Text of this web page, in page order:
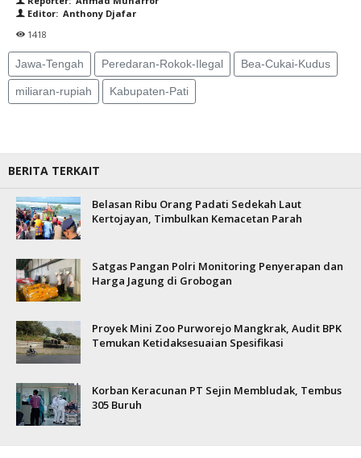
Editor: Anthony Djafar
1418
Jawa-Tengah Peredaran-Rokok-Ilegal Bea-Cukai-Kudus
miliaran-rupiah Kabupaten-Pati
BERITA TERKAIT
Belasan Ribu Orang Padati Sedekah Laut
Kertojayan, Timbulkan Kemacetan Parah
Satgas Pangan Polri Monitoring Penyerapan dan
Harga Jagung di Grobogan
Proyek Mini Zoo Purworejo Mangkrak, Audit BPK
Temukan Ketidaksesuaian Spesifikasi
Korban Keracunan PT Sejin Membludak, Tembus
305 Buruh